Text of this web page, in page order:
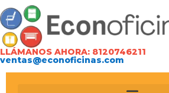
LLÁMANOS AHORA: 8120746211
ventas@econoficinas.com